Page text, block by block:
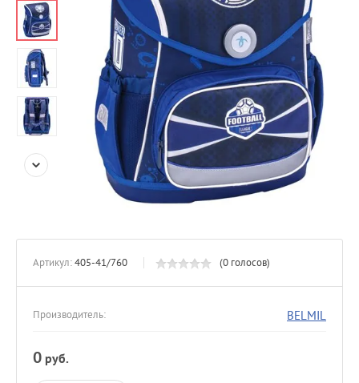
Артикул:405-41/760 (0 голосов)
Производитель: BELMIL
0 руб.